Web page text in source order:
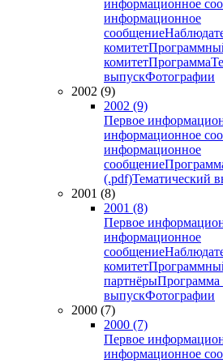
информационное
информационное
сообщение
комитет
комитетПрограмма
выпускФотографии
2002 (9)
2002 (9)
Первое
информационное
информационное
сообщение
(.pdf)Тематический
2001 (8)
2001 (8)
Первое
информационное
сообщение
комитет
партнёрыПрограмма
выпускФотографии
2000 (7)
2000 (7)
Первое
информационное